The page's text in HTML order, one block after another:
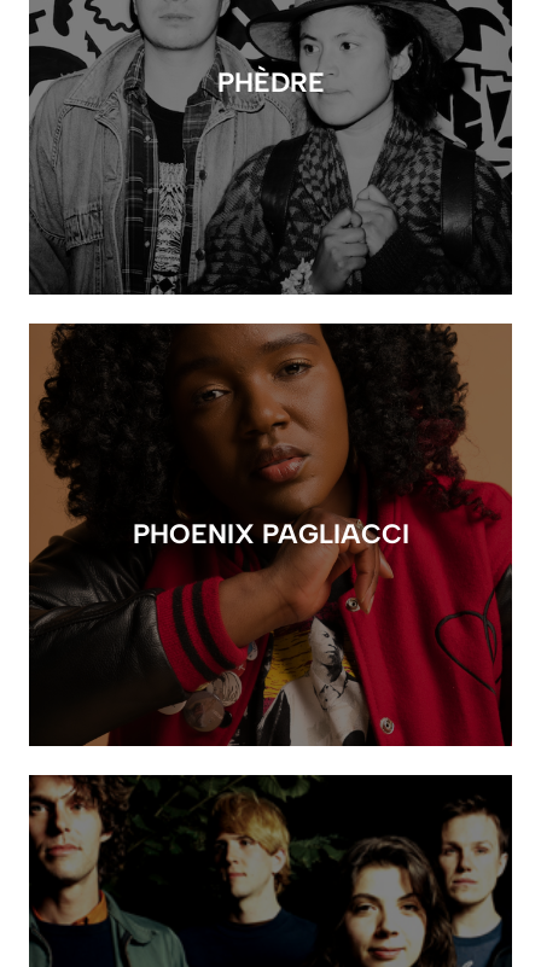
PHÈDRE
PHOENIX PAGLIACCI